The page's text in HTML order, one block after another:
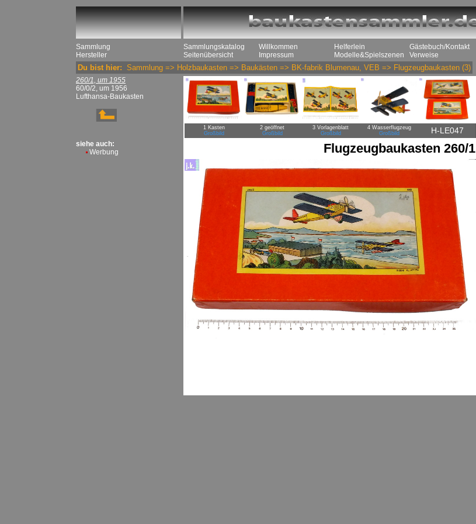
Sammlung
Hersteller
Sammlungskatalog
Seitenübersicht
Willkommen
Impressum
Helferlein
Modelle&Spielszenen
Gästebuch/Kontakt
Verweise
Du bist hier: Sammlung => Holzbaukasten => Baukästen => BK-fabrik Blumenau, VEB => Flugzeugbaukasten (3)
260/1, um 1955
60/0/2, um 1956
Lufthansa-Baukasten
siehe auch:
Werbung
1 Kasten
Großbild
2 geöffnet
Großbild
3 Vorlagenblatt
Großbild
4 Wasserflugzeug
Großbild
H-LE047
Flugzeugbaukasten 260/1